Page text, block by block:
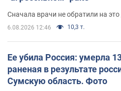
Сначала врачи не обратили на
6.08.2026 12:46 10,3 т.
Ее убила Россия: умерла
раненая в результате
Сумскую область. Фото